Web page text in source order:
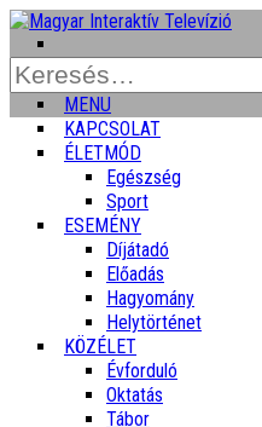
Keresés:
MENU
KAPCSOLAT
ÉLETMÓD
Egészség
Sport
ESEMÉNY
Díjátadó
Előadás
Hagyomány
Helytörténet
KÖZÉLET
Évforduló
Oktatás
Tábor